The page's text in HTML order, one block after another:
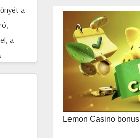
a
a
Kimi
Lemon Casino bonus